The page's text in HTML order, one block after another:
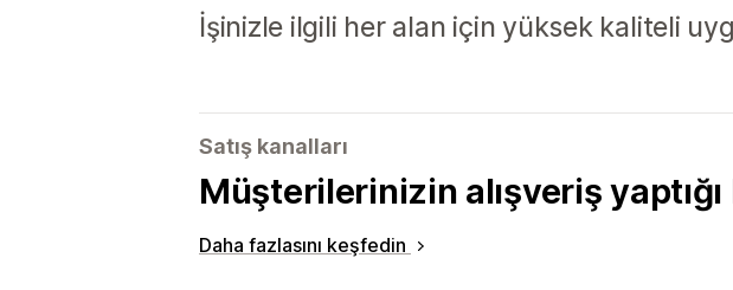
İşinizle ilgili her alan için yüksek kaliteli
Satış kanalları
Müşterilerinizin alışveriş yaptığı
Daha fazlasını keşfedin